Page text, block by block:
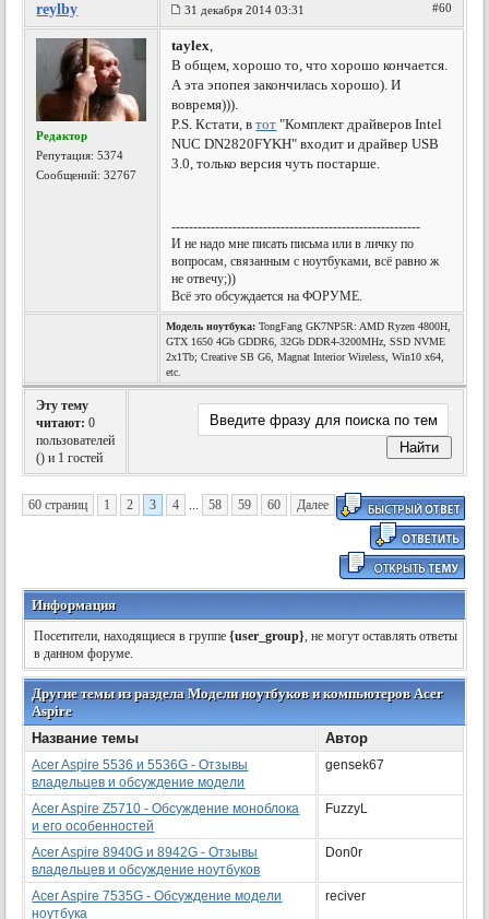
reylby 31 декабря 2014 03:31 #60
Редактор
Репутация:5374
Сообщений: 32767
taylex,
В общем, хорошо то, что хорошо кончается.
А эта эпопея закончилась хорошо). И
вовремя))).
P.S. Кстати, втот "Комплект драйверов Intel
NUC DN2820FYKH" входит и драйвер USB
3.0, только версия чуть постарше.
---------------------------------------------------------
И не надо мне писать письма или в личку по
вопросам, связанным с ноутбуками, всё равно ж
не отвечу;))
Всё это обсуждается на ФОРУМЕ.
Модель ноутбука: TongFang GK7NP5R: AMD Ryzen 4800H,
GTX 1650 4Gb GDDR6, 32Gb DDR4-3200MHz, SSD NVME
2x1Tb; Creative SB G6, Magnat Interior Wireless, Win10 x64,
etc.
Эту тему
читают: 0
пользователей
() и 1 гостей
60 страниц 1 2 3 4 ... 58 59 60 Далее
Информация
Посетители, находящиеся в группе{user_group}, не могут оставлять ответы
в данном форуме.
Другие темы из раздела Модели ноутбуков и компьютеров Acer
Aspire
Название темы
Автор
Acer Aspire 5536 и 5536G - Отзывы
владельцев и обсуждение модели
gensek67
Acer Aspire Z5710 - Обсуждение моноблока
и его особенностей
FuzzyL
Acer Aspire 8940G и 8942G - Отзывы
владельцев и обсуждение ноутбуков
Don0r
Acer Aspire 7535G - Обсуждение модели
ноутбука
reciver